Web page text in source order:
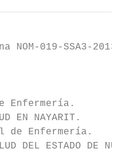
NOM-019-SSA3-2013,
Enfermería.
EN NAYARIT.
de Enfermería.
DEL ESTADO DE